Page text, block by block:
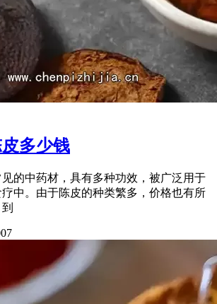
多少钱
的中药材，具有多种功效，被广泛用于
中。由于陈皮的种类繁多，价格也有所